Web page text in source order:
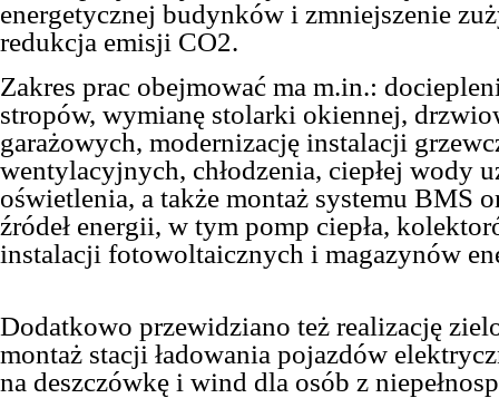
energetycznej budynków i zmniejszenie
redukcja emisji CO2.
Zakres prac obejmować ma m.in.:
stropów, wymianę stolarki okiennej,
garażowych, modernizację instalacji
wentylacyjnych, chłodzenia, ciepłej wody
oświetlenia, a także montaż systemu BMS
źródeł energii, w tym pomp ciepła,
instalacji fotowoltaicznych i magazynów
Dodatkowo przewidziano też realizację
montaż stacji ładowania pojazdów
na deszczówkę i wind dla osób z